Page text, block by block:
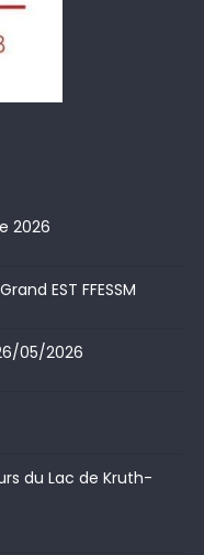
2026
EST FFESSM
05/2026
du Lac de Kruth-